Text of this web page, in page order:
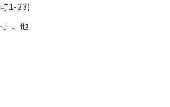
1-23)
』、他